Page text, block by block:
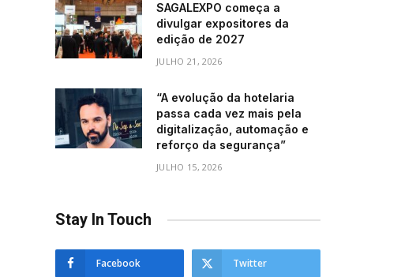
SAGALEXPO começa a
divulgar expositores da
edição de 2027
JULHO 21, 2026
“A evolução da hotelaria
passa cada vez mais pela
digitalização, automação e
reforço da segurança”
JULHO 15, 2026
Stay In Touch
Facebook Twitter